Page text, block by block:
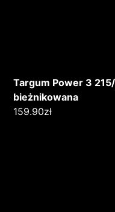
Targum Power 3
bieżnikowana
159.90zł